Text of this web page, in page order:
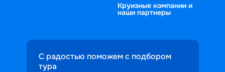
Круизные компании и
наши партнеры
С радостью поможем с подбором
тура